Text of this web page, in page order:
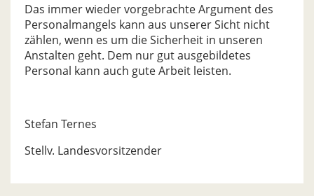
Das immer wieder vorgebrachte Argument des
Personalmangels kann aus unserer Sicht nicht
zählen, wenn es um die Sicherheit in unseren
Anstalten geht. Dem nur gut ausgebildetes
Personal kann auch gute Arbeit leisten.
Stefan Ternes
Stellv. Landesvorsitzender